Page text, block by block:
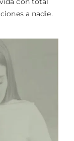
con total
a nadie.